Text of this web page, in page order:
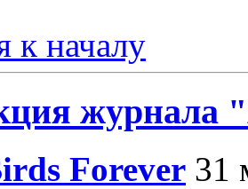
к началу
журнала
Forever 31